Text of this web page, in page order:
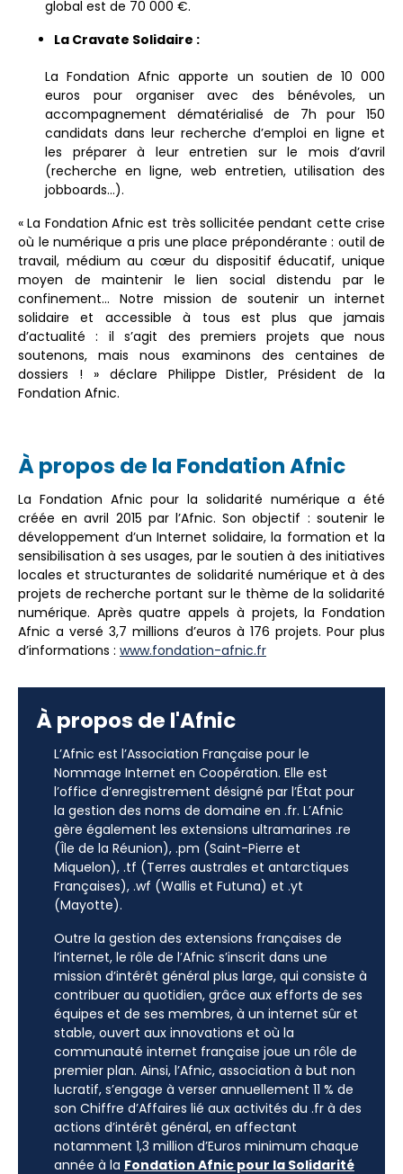
global est de 70 000 €.
La Cravate Solidaire :
La Fondation Afnic apporte un soutien de 10 000
euros pour organiser avec des bénévoles, un
accompagnement dématérialisé de 7h pour 150
candidats dans leur recherche d’emploi en ligne et
les préparer à leur entretien sur le mois d’avril
(recherche en ligne, web entretien, utilisation des
jobboards…).
« La Fondation Afnic est très sollicitée pendant cette crise
où le numérique a pris une place prépondérante : outil de
travail, médium au cœur du dispositif éducatif, unique
moyen de maintenir le lien social distendu par le
confinement… Notre mission de soutenir un internet
solidaire et accessible à tous est plus que jamais
d’actualité : il s’agit des premiers projets que nous
soutenons, mais nous examinons des centaines de
dossiers ! » déclare Philippe Distler, Président de la
Fondation Afnic.
À propos de la Fondation Afnic
La Fondation Afnic pour la solidarité numérique a été
créée en avril 2015 par l’Afnic. Son objectif : soutenir le
développement d’un Internet solidaire, la formation et la
sensibilisation à ses usages, par le soutien à des initiatives
locales et structurantes de solidarité numérique et à des
projets de recherche portant sur le thème de la solidarité
numérique. Après quatre appels à projets, la Fondation
Afnic a versé 3,7 millions d’euros à 176 projets. Pour plus
d’informations : www.fondation-afnic.fr
À propos de l'Afnic
L’Afnic est l’Association Française pour le
Nommage Internet en Coopération. Elle est
l’office d’enregistrement désigné par l’État pour
la gestion des noms de domaine en .fr. L’Afnic
gère également les extensions ultramarines .re
(Île de la Réunion), .pm (Saint-Pierre et
Miquelon), .tf (Terres australes et antarctiques
Françaises), .wf (Wallis et Futuna) et .yt
(Mayotte).
Outre la gestion des extensions françaises de
l’internet, le rôle de l’Afnic s’inscrit dans une
mission d’intérêt général plus large, qui consiste à
contribuer au quotidien, grâce aux efforts de ses
équipes et de ses membres, à un internet sûr et
stable, ouvert aux innovations et où la
communauté internet française joue un rôle de
premier plan. Ainsi, l’Afnic, association à but non
lucratif, s’engage à verser annuellement 11 % de
son Chiffre d’Affaires lié aux activités du .fr à des
actions d’intérêt général, en affectant
notamment 1,3 million d’Euros minimum chaque
année à la Fondation Afnic pour la Solidarité